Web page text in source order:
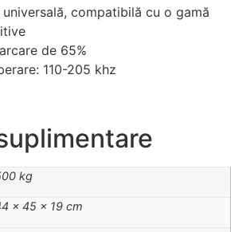
compatibilă cu o gamă
de 65%
110-205 khz
kg
× 45 × 19 cm